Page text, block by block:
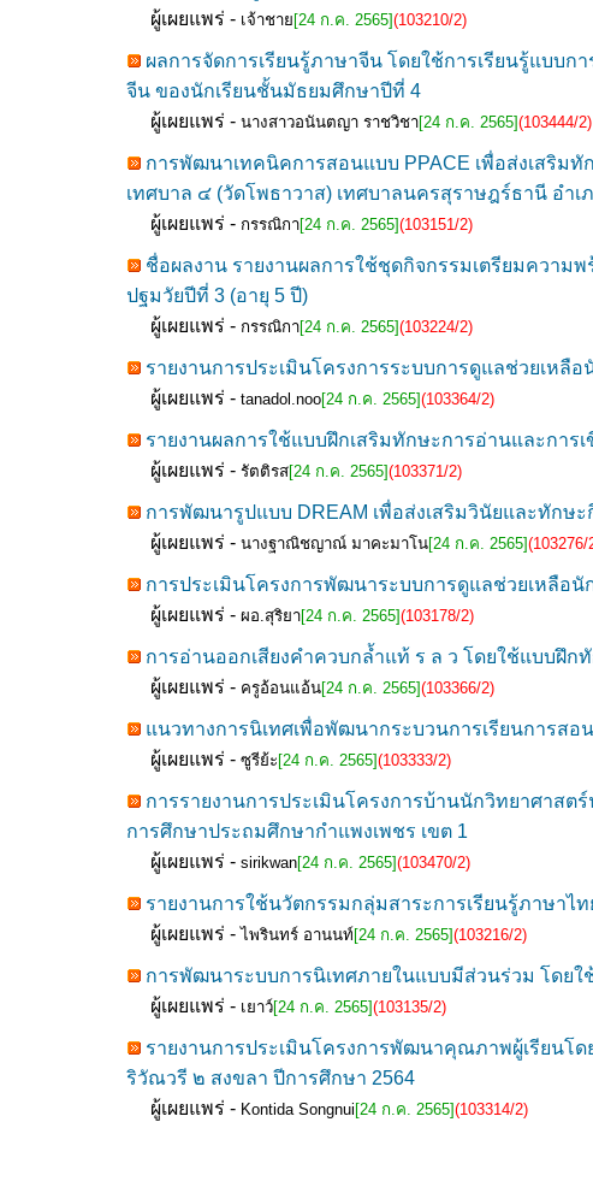
ผู้เผยแพร่ - เจ้าชาย [24 ก.ค. 2565](103210/2)
ผลการจัดการเรียนรู้ภาษาจีน โดยใช้การเรียนรู้แบบ
จีน ของนักเรียนชั้นมัธยมศึกษาปีที่ 4
ผู้เผยแพร่ - นางสาวอนันตญา ราชวิชา[24 ก.ค. 2565](103444/2)
การพัฒนาเทคนิคการสอนแบบ PPACE เพื่อส่งเสริม
เทศบาล ๔ (วัดโพธาวาส) เทศบาลนครสุราษฎร์ธานี อำเ
ผู้เผยแพร่ - กรรณิกา[24 ก.ค. 2565](103151/2)
ชื่อผลงาน รายงานผลการใช้ชุดกิจกรรมเตรียมความ
ปฐมวัยปีที่ 3 (อายุ 5 ปี)
ผู้เผยแพร่ - กรรณิกา[24 ก.ค. 2565](103224/2)
รายงานการประเมินโครงการระบบการดูแลช่วยเหลือ
ผู้เผยแพร่ - tanadol.noo[24 ก.ค. 2565](103364/2)
รายงานผลการใช้แบบฝึกเสริมทักษะการอ่านและการ
ผู้เผยแพร่ - รัตติรส[24 ก.ค. 2565](103371/2)
การพัฒนารูปแบบ DREAM เพื่อส่งเสริมวินัยและทักษ
ผู้เผยแพร่ - นางฐาณิชญาณ์ มาคะมาโน[24 ก.ค. 2565](103276/
การประเมินโครงการพัฒนาระบบการดูแลช่วยเหลือ
ผู้เผยแพร่ - ผอ.สุริยา[24 ก.ค. 2565](103178/2)
การอ่านออกเสียงคําควบกล้ำแท้ ร ล ว โดยใช้แบบฝึ
ผู้เผยแพร่ - ครูอ้อนแอ้น[24 ก.ค. 2565](103366/2)
แนวทางการนิเทศเพื่อพัฒนากระบวนการเรียนการส
ผู้เผยแพร่ - ซูรีย้ะ [24 ก.ค. 2565](103333/2)
การรายงานการประเมินโครงการบ้านนักวิทยาศาส
การศึกษาประถมศึกษากำแพงเพชร เขต 1
ผู้เผยแพร่ - sirikwan[24 ก.ค. 2565](103470/2)
รายงานการใช้นวัตกรรมกลุ่มสาระการเรียนรู้ภาษาไท
ผู้เผยแพร่ -ไพรินทร์ อานนท์ [24 ก.ค. 2565](103216/2)
การพัฒนาระบบการนิเทศภายในแบบมีส่วนร่วม โดยใ
ผู้เผยแพร่ - เยาว์[24 ก.ค. 2565](103135/2)
รายงานการประเมินโครงการพัฒนาคุณภาพผู้เรียนโด
ริวัณวรี ๒ สงขลา ปีการศึกษา 2564
ผู้เผยแพร่ - Kontida Songnui [24 ก.ค. 2565](103314/2)